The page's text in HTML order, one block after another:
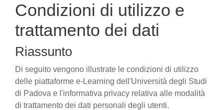
Condizioni di utilizzo e
trattamento dei dati
Riassunto
Di seguito vengono illustrate le condizioni di utilizzo
delle piattaforme e-Learning dell'Università degli Studi
di Padova e l'informativa privacy relativa alle modalità
di trattamento dei dati personali degli utenti.